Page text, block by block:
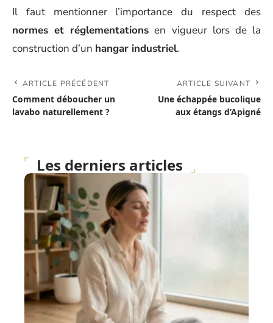
Il faut mentionner l’importance du respect des
normes et réglementations en vigueur lors de la
construction d’un hangar industriel.
ARTICLE PRÉCÉDENT
Comment déboucher un
lavabo naturellement ?
ARTICLE SUIVANT
Une échappée bucolique
aux étangs d’Apigné
Les derniers articles